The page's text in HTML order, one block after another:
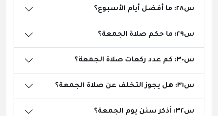
س٢٨: ما أفضل أيام الأسبوع؟
س٢٩: ما حكم صلاة الجمعة؟
س٣٠: كم عدد ركعات صلاة الجمعة؟
س٣١: هل يجوز التخلف عن صلاة الجمعة؟
س٣٢: أذكر سنن يوم الجمعة؟